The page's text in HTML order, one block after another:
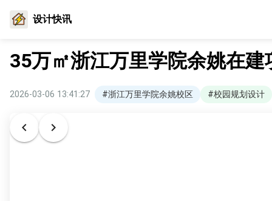
设计快讯
35万㎡浙江万里学院余姚在
2026-03-06 13:41:27 #浙江万里学院余姚校区 #校园规划设计